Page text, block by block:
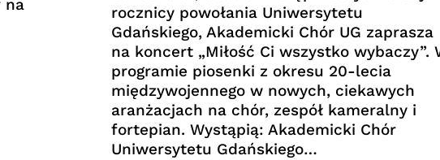
na
rocznicy powołania Uniwersytetu
Gdańskiego, Akademicki Chór UG zaprasza
na koncert „Miłość Ci wszystko wybaczy”.
programie piosenki z okresu 20-lecia
międzywojennego w nowych, ciekawych
aranżacjach na chór, zespół kameralny i
fortepian. Wystąpią: Akademicki Chór
Uniwersytetu Gdańskiego…